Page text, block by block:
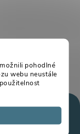
pohodlné
webu neustále